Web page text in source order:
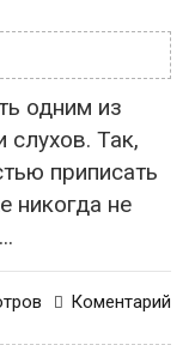
одним из
слухов. Так,
приписать
никогда не
Коментарий